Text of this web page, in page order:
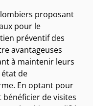
proposant
pour le
préventif des
avantageuses
à maintenir leurs
de
En optant pour
de visites